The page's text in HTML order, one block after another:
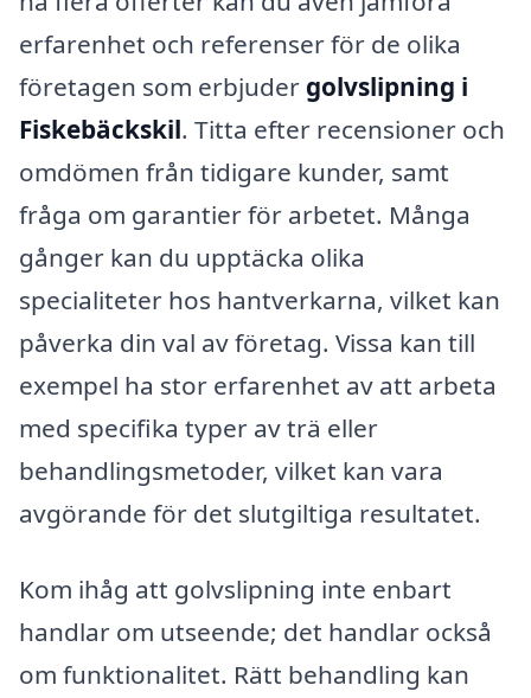
erfarenhet och referenser för de olika
företagen som erbjuder golvslipning i
Fiskebäckskil. Titta efter recensioner och
omdömen från tidigare kunder, samt
fråga om garantier för arbetet. Många
gånger kan du upptäcka olika
specialiteter hos hantverkarna, vilket kan
påverka din val av företag. Vissa kan till
exempel ha stor erfarenhet av att arbeta
med specifika typer av trä eller
behandlingsmetoder, vilket kan vara
avgörande för det slutgiltiga resultatet.
Kom ihåg att golvslipning inte enbart
handlar om utseende; det handlar också
om funktionalitet. Rätt behandling kan